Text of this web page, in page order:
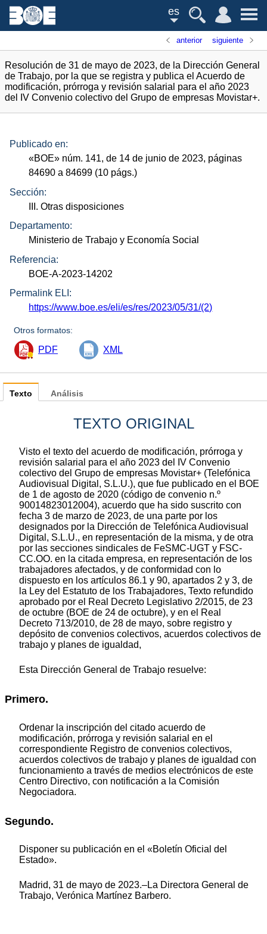
es
anterior siguiente
Resolución de 31 de mayo de 2023, de la Dirección General
de Trabajo, por la que se registra y publica el Acuerdo de
modificación, prórroga y revisión salarial para el año 2023
del IV Convenio colectivo del Grupo de empresas Movistar+.
Publicado en:
«BOE» núm. 141, de 14 de junio de 2023, páginas
84690 a 84699 (10 págs.)
Sección:
III. Otras disposiciones
Departamento:
Ministerio de Trabajo y Economía Social
Referencia:
BOE-A-2023-14202
Permalink ELI:
https://www.boe.es/eli/es/res/2023/05/31/(2)
Otros formatos:
PDF XML
Texto
TEXTO ORIGINAL
Visto el texto del acuerdo de modificación, prórroga y
revisión salarial para el año 2023 del IV Convenio
colectivo del Grupo de empresas Movistar+ (Telefónica
Audiovisual Digital, S.L.U.), que fue publicado en el BOE
de 1 de agosto de 2020 (código de convenio n.º
90014823012004), acuerdo que ha sido suscrito con
fecha 3 de marzo de 2023, de una parte por los
designados por la Dirección de Telefónica Audiovisual
Digital, S.L.U., en representación de la misma, y de otra
por las secciones sindicales de FeSMC-UGT y FSC-
CC.OO. en la citada empresa, en representación de los
trabajadores afectados, y de conformidad con lo
dispuesto en los artículos 86.1 y 90, apartados 2 y 3, de
la Ley del Estatuto de los Trabajadores, Texto refundido
aprobado por el Real Decreto Legislativo 2/2015, de 23
de octubre (BOE de 24 de octubre), y en el Real
Decreto 713/2010, de 28 de mayo, sobre registro y
depósito de convenios colectivos, acuerdos colectivos de
trabajo y planes de igualdad,
Esta Dirección General de Trabajo resuelve:
Primero.
Ordenar la inscripción del citado acuerdo de
modificación, prórroga y revisión salarial en el
correspondiente Registro de convenios colectivos,
acuerdos colectivos de trabajo y planes de igualdad con
funcionamiento a través de medios electrónicos de este
Centro Directivo, con notificación a la Comisión
Negociadora.
Segundo.
Disponer su publicación en el «Boletín Oficial del
Estado».
Madrid, 31 de mayo de 2023.–La Directora General de
Trabajo, Verónica Martínez Barbero.
Análisis